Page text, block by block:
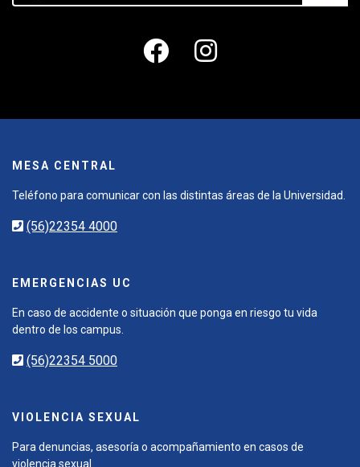
MESA CENTRAL
Teléfono para comunicar con las distintas áreas de la Universidad.
(56)22354 4000
EMERGENCIAS UC
En caso de accidente o situación que ponga en riesgo tu vida
dentro de los campus.
(56)22354 5000
VIOLENCIA SEXUAL
Para denuncias, asesoría o acompañamiento en casos de
violencia sexual.